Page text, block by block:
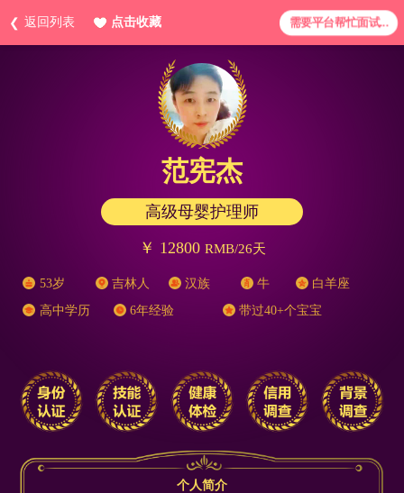
返回列表 点击收藏 需要平台帮忙面试...
范宪杰
高级母婴护理师
￥ 12800 RMB/26天
53岁 吉林人 汉族 牛
白羊座
高中学历
6年经验 带过40+个宝宝
个人简介